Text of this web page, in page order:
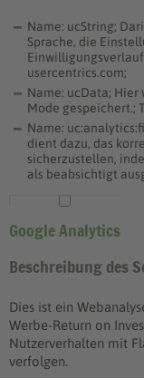
Name: ucString;
Sprache, die
usercentrics.com;
Name: ucData;
Mode gespeichert.;
Name:
dient dazu, das
sicherzustellen,
als beabsichtigt
Google Analytics
Beschreibung des
Dies ist ein
Werbe-Return on
Nutzerverhalten mit
verfolgen.